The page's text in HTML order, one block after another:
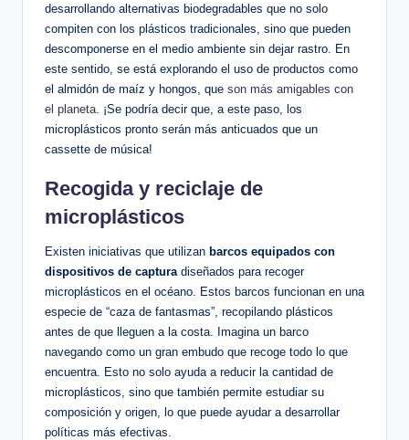
desarrollando alternativas biodegradables que no solo
compiten con los plásticos tradicionales, sino que pueden
descomponerse en el medio ambiente sin dejar rastro. En
este sentido, se está explorando el uso de productos como
el almidón de maíz y hongos, que son más amigables con
el planeta . ¡Se podría decir que, a este paso, los
microplásticos pronto serán más anticuados que un
cassette de música!
Recogida y reciclaje de
microplásticos
Existen iniciativas que utilizan barcos equipados con
dispositivos de captura diseñados para recoger
microplásticos en el océano. Estos barcos funcionan en una
especie de “caza de fantasmas”, recopilando plásticos
antes de que lleguen a la costa. Imagina un barco
navegando como un gran embudo que recoge todo lo que
encuentra. Esto no solo ayuda a reducir la cantidad de
microplásticos, sino que también permite estudiar su
composición y origen, lo que puede ayudar a desarrollar
políticas más efectivas.